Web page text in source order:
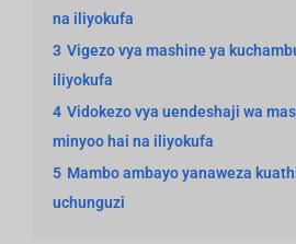
na iliyokufa
3 Vigezo vya mashine ya
iliyokufa
4 Vidokezo vya uendeshaji wa
minyoo hai na iliyokufa
5 Mambo ambayo yanaweza
uchunguzi